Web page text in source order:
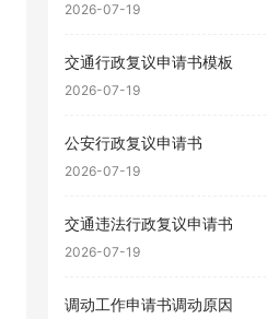
2026-07-19
交通行政复议申请书模板
2026-07-19
公安行政复议申请书
2026-07-19
交通违法行政复议申请书
2026-07-19
调动工作申请书调动原因